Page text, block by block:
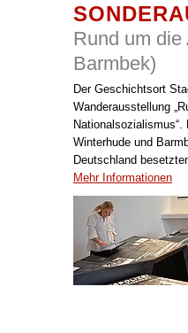
Rund um
Barmbek)
Der Geschichtsort
Wanderausstellung
Winterhude und
Deutschland
Mehr Informationen